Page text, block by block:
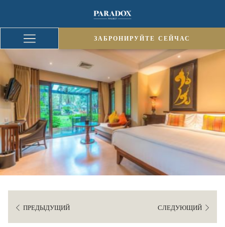
ЗАБРОНИРУЙТЕ СЕЙЧАС
Hamburger
Menu
ЗАБРОНИРУЙТЕ СЕЙЧАС
ПРЕДЫДУЩИЙ СЛЕДУЮЩИЙ